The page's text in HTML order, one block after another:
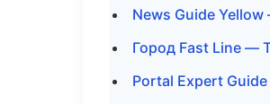
News Guide
Город Fast Line —
Portal Expert